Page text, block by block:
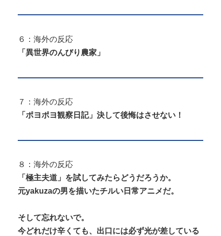
６：海外の反応
「異世界のんびり農家」
７：海外の反応
「ポヨポヨ観察日記」決して後悔はさせない！
８：海外の反応
「極主夫道」を試してみたらどうだろうか。
元yakuzaの男を描いたチルい日常アニメだ。
そして忘れないで。
今どれだけ辛くても、出口には必ず光が差している